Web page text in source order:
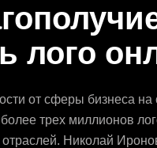
лого
от сферы бизнеса на
трех миллионов
Николай